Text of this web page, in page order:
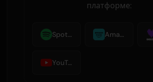
платформе:
Spotify Amazon Music
YouTube Music